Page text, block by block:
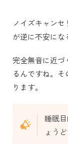
ノイズキャン
が逆に不安にな
完全無音に近づ
るんですね。
ります。
睡眠
ょう